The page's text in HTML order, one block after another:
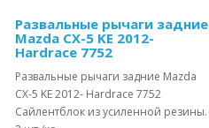
Развальные рычаги задние
Mazda CX-5 KE 2012-
Hardrace 7752
Развальные рычаги задние Mazda
CX-5 KE 2012- Hardrace 7752
Сайлентблок из усиленной резины.